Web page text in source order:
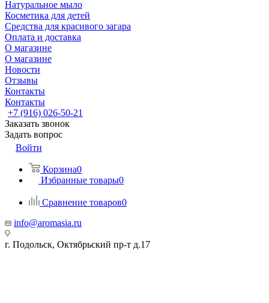
Натуральное мыло
Косметика для детей
Средства для красивого загара
Оплата и доставка
О магазине
О магазине
Новости
Отзывы
Контакты
Контакты
+7 (916) 026-50-21
Заказать звонок
Задать вопрос
Войти
Корзина0
Избранные товары0
Сравнение товаров0
info@aromasia.ru
г. Подольск, Октябрьский пр-т д.17